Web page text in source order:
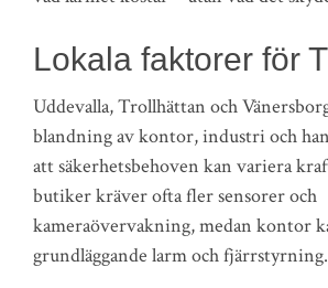
Lokala faktorer för
Uddevalla, Trollhättan och
blandning av kontor, industri och
att säkerhetsbehoven kan variera
butiker kräver ofta fler sensorer och
kameraövervakning, medan kontor
grundläggande larm och fjärrstyrning.